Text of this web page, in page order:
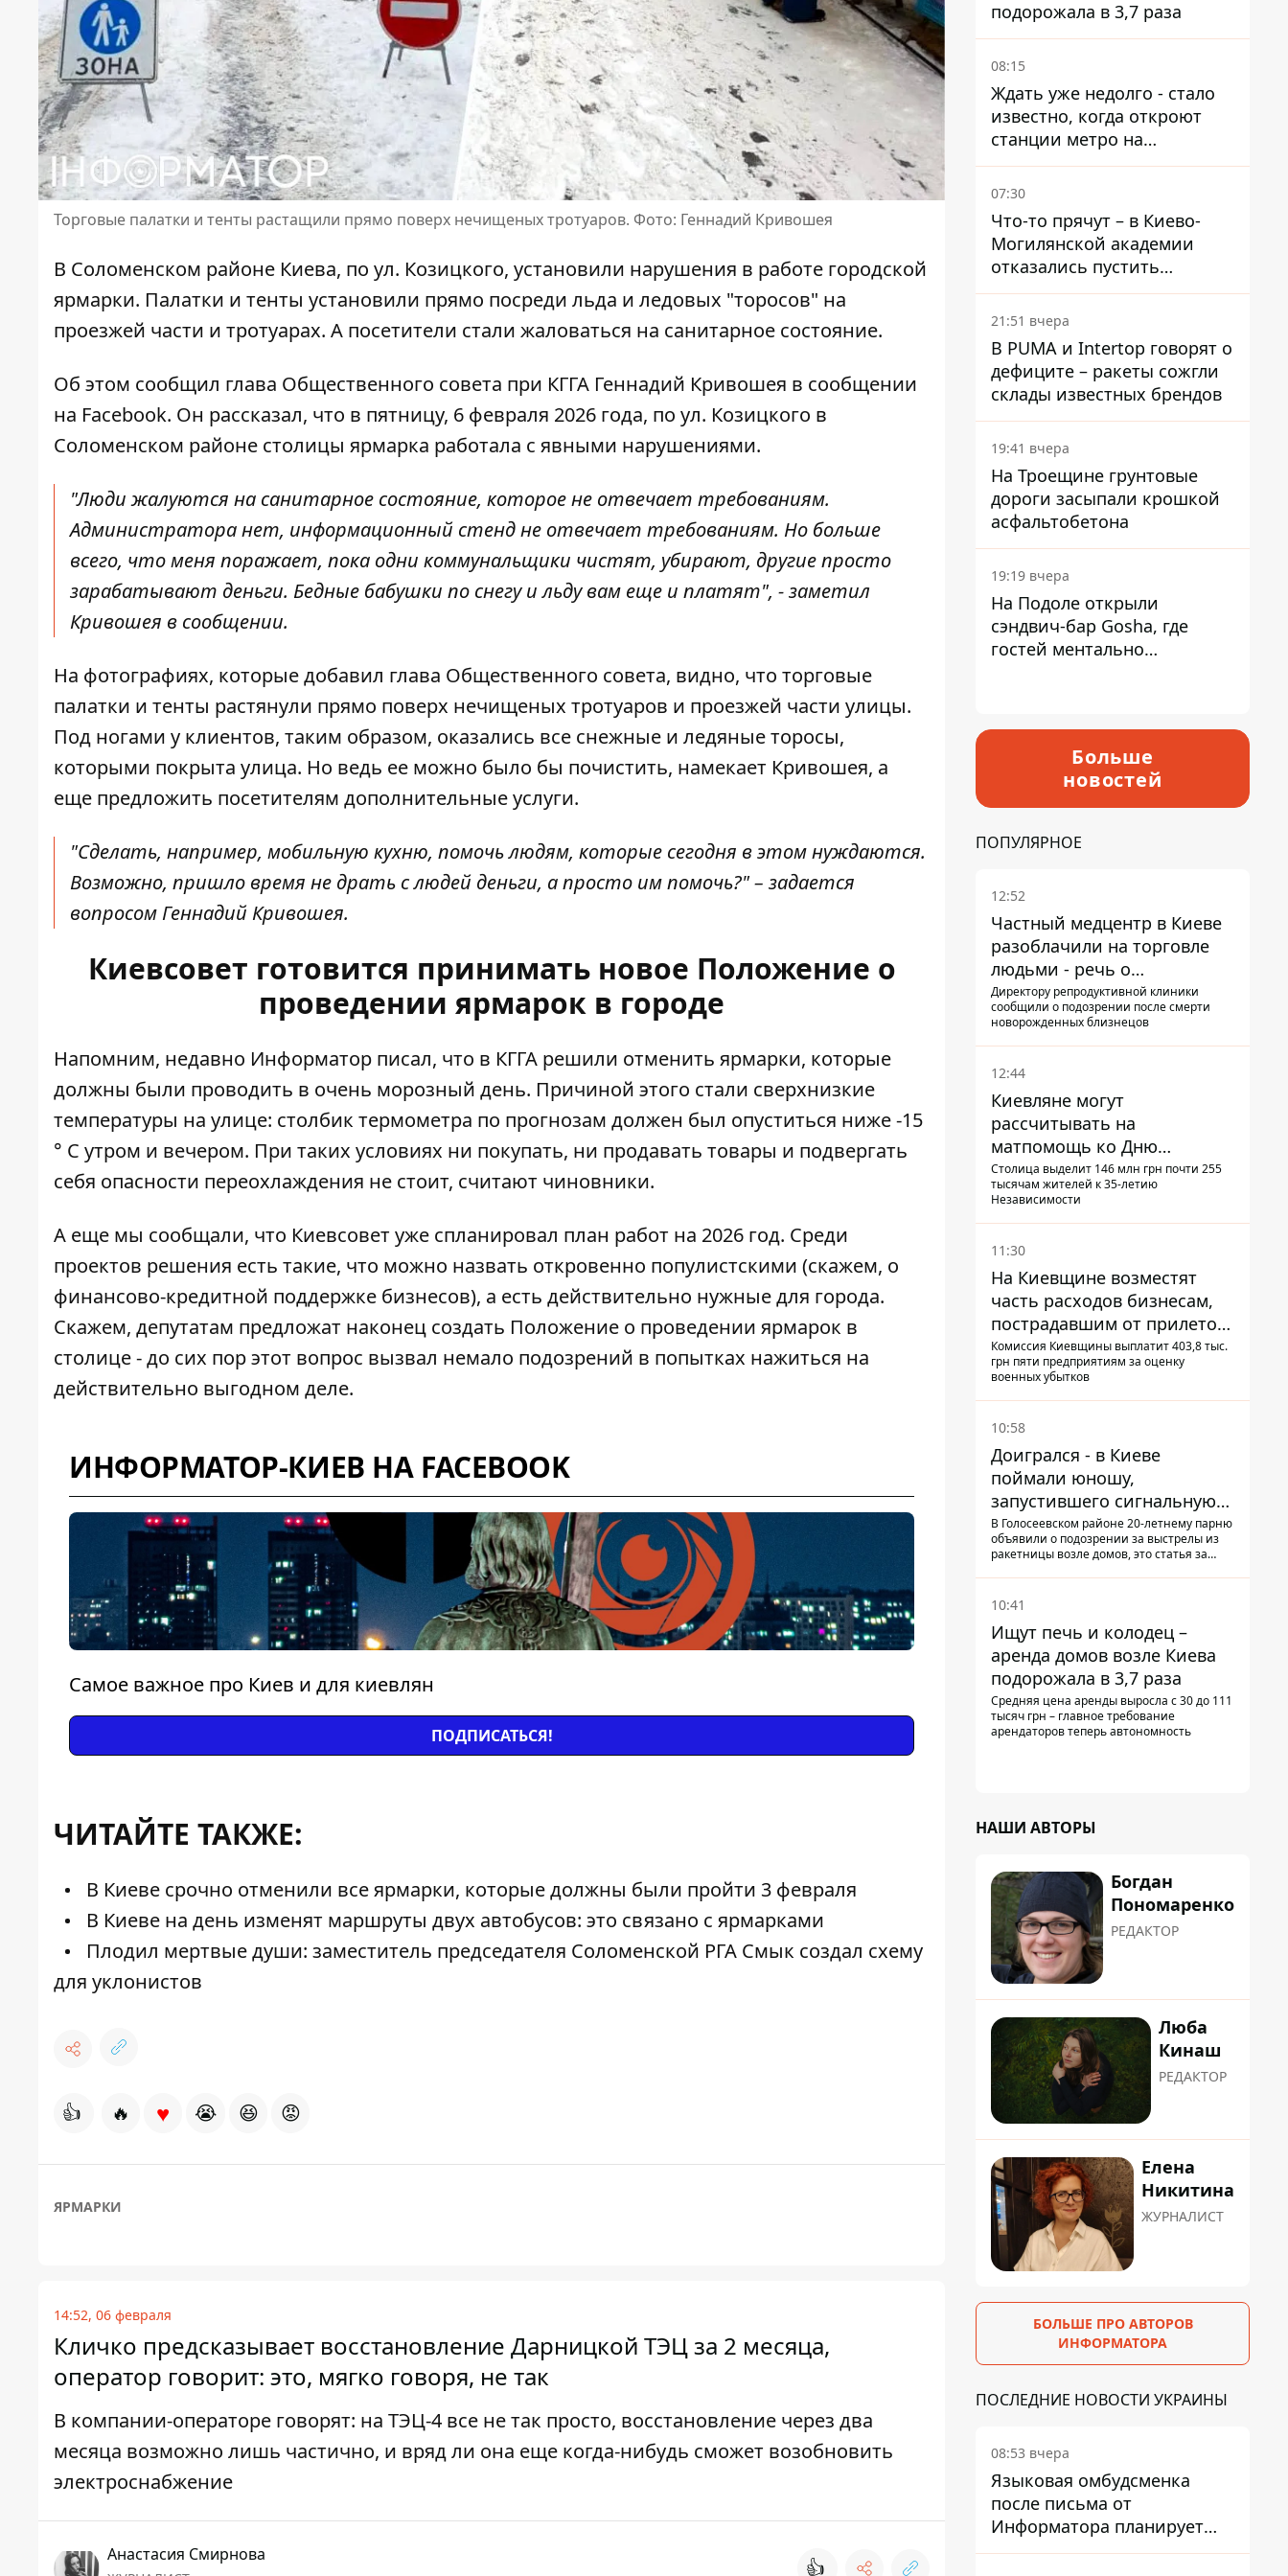
Торговые палатки и тенты растащили прямо поверх нечищеных тротуаров. Фото: Геннадий Кривошея
В Соломенском районе Киева, по ул. Козицкого, установили нарушения в работе городской
ярмарки. Палатки и тенты установили прямо посреди льда и ледовых "торосов" на
проезжей части и тротуарах. А посетители стали жаловаться на санитарное состояние.
Об этом сообщил глава Общественного совета при КГГА Геннадий Кривошея в сообщении
на Facebook. Он рассказал, что в пятницу, 6 февраля 2026 года, по ул. Козицкого в
Соломенском районе столицы ярмарка работала с явными нарушениями.
"Люди жалуются на санитарное состояние, которое не отвечает требованиям.
Администратора нет, информационный стенд не отвечает требованиям. Но больше
всего, что меня поражает, пока одни коммунальщики чистят, убирают, другие просто
зарабатывают деньги. Бедные бабушки по снегу и льду вам еще и платят", - заметил
Кривошея в сообщении.
На фотографиях, которые добавил глава Общественного совета, видно, что торговые
палатки и тенты растянули прямо поверх нечищеных тротуаров и проезжей части улицы.
Под ногами у клиентов, таким образом, оказались все снежные и ледяные торосы,
которыми покрыта улица. Но ведь ее можно было бы почистить, намекает Кривошея, а
еще предложить посетителям дополнительные услуги.
"Сделать, например, мобильную кухню, помочь людям, которые сегодня в этом нуждаются.
Возможно, пришло время не драть с людей деньги, а просто им помочь?" – задается
вопросом Геннадий Кривошея.
Киевсовет готовится принимать новое Положение о
проведении ярмарок в городе
Напомним, недавно Информатор писал, что в КГГА решили отменить ярмарки, которые
должны были проводить в очень морозный день. Причиной этого стали сверхнизкие
температуры на улице: столбик термометра по прогнозам должен был опуститься ниже -15
° С утром и вечером. При таких условиях ни покупать, ни продавать товары и подвергать
себя опасности переохлаждения не стоит, считают чиновники.
А еще мы сообщали, что Киевсовет уже спланировал план работ на 2026 год. Среди
проектов решения есть такие, что можно назвать откровенно популистскими (скажем, о
финансово-кредитной поддержке бизнесов), а есть действительно нужные для города.
Скажем, депутатам предложат наконец создать Положение о проведении ярмарок в
столице - до сих пор этот вопрос вызвал немало подозрений в попытках нажиться на
действительно выгодном деле.
ИНФОРМАТОР-КИЕВ НА FACEBOOK
Самое важное про Киев и для киевлян
ПОДПИСАТЬСЯ!
ЧИТАЙТЕ ТАКЖЕ:
В Киеве срочно отменили все ярмарки, которые должны были пройти 3 февраля
В Киеве на день изменят маршруты двух автобусов: это связано с ярмарками
Плодил мертвые души: заместитель председателя Соломенской РГА Смык создал схему
для уклонистов
👍 🔥 ♥ 😭 😆 😡
ЯРМАРКИ
14:52, 06 февраля
Кличко предсказывает восстановление Дарницкой ТЭЦ за 2 месяца,
оператор говорит: это, мягко говоря, не так
В компании-операторе говорят: на ТЭЦ-4 все не так просто, восстановление через два
месяца возможно лишь частично, и вряд ли она еще когда-нибудь сможет возобновить
электроснабжение
Анастасия Смирнова
👍
подорожала в 3,7 раза
08:15
Ждать уже недолго - стало
известно, когда откроют
станции метро на
Виноградаре
07:30
Что-то прячут – в Киево-
Могилянской академии
отказались пустить
комиссию по охране
памятников на территорию
21:51 вчера
В PUMA и Intertop говорят о
дефиците – ракеты сожгли
склады известных брендов
19:41 вчера
На Троещине грунтовые
дороги засыпали крошкой
асфальтобетона
19:19 вчера
На Подоле открыли
сэндвич-бар Gosha, где
гостей ментально
Больше
новостей
ПОПУЛЯРНОЕ
12:52
Частный медцентр в Киеве
разоблачили на торговле
людьми - речь о
суррогатном материнстве
Директору репродуктивной клиники
сообщили о подозрении после смерти
новорожденных близнецов
12:44
Киевляне могут
рассчитывать на
матпомощь ко Дню
независимости - кому ее
дадут
Столица выделит 146 млн грн почти 255
тысячам жителей к 35-летию
Независимости
11:30
На Киевщине возместят
часть расходов бизнесам,
пострадавшим от прилетов
ракет
Комиссия Киевщины выплатит 403,8 тыс.
грн пяти предприятиям за оценку
военных убытков
10:58
Доигрался - в Киеве
поймали юношу,
запустившего сигнальную
ракету, чтобы порадовать
девушек
В Голосеевском районе 20-летнему парню
объявили о подозрении за выстрелы из
ракетницы возле домов, это статья за
10:41
Ищут печь и колодец –
аренда домов возле Киева
подорожала в 3,7 раза
Средняя цена аренды выросла с 30 до 111
тысяч грн – главное требование
арендаторов теперь автономность
НАШИ АВТОРЫ
Богдан
Пономаренко
РЕДАКТОР
Люба
Кинаш
РЕДАКТОР
Елена
Никитина
ЖУРНАЛИСТ
БОЛЬШЕ ПРО АВТОРОВ
ИНФОРМАТОРА
ПОСЛЕДНИЕ НОВОСТИ УКРАИНЫ
08:53 вчера
Языковая омбудсменка
после письма от
Информатора планирует
наказать компанию-